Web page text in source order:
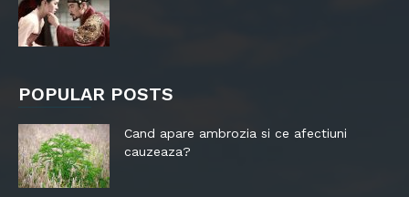
POPULAR POSTS
Cand apare ambrozia si ce afectiuni
cauzeaza?